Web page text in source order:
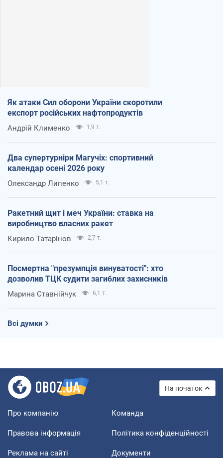
Як атаки Сил оборони України скоротили
експорт російських нафтопродуктів
Андрій Клименко 1,9 т.
Два супертурніри Магучіх: спортивний
календар осені 2026 року
Олександр Липенко 5,1 т.
Ракетний щит і меч України: ставка на
виробництво власних ракет
Кирило Татарінов 2,7 т.
Посмертна "презумпція винуватості": хто
дозволив ТЦК судити загиблих захисників
Марина Ставнійчук 6,1 т.
Всі думки
На початок
Про компанію Команда
Правова інформація Політика конфіденційності
Реклама на сайті Документи